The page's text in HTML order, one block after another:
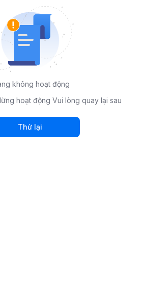
không hoạt động
hoạt động Vui lòng quay lại sau
Thử lại